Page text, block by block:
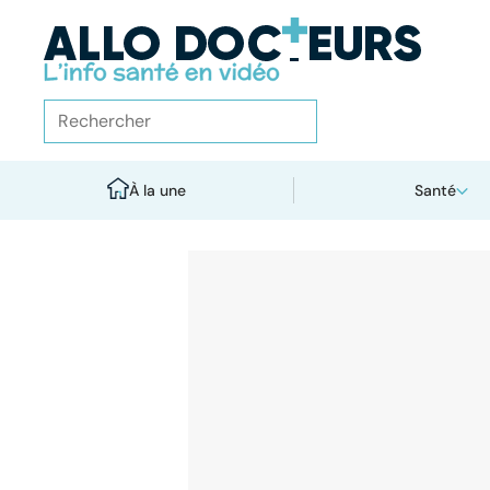
À la une Santé